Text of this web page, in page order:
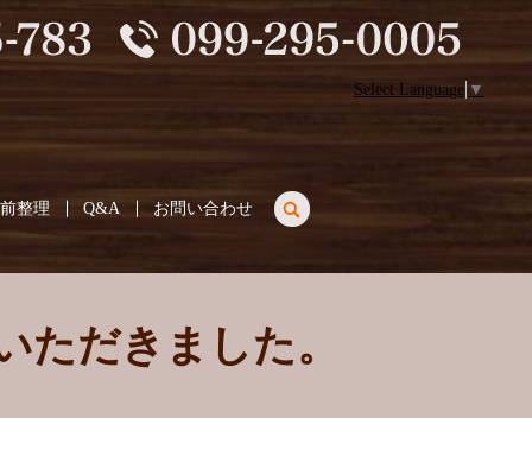
整理 Q&A お問い合わせ search
Select Language ▼
ただきました。